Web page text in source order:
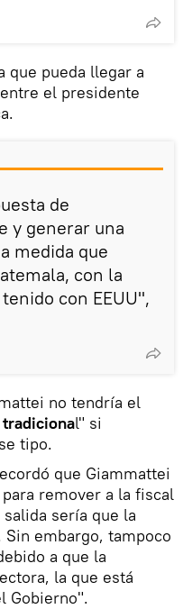
que pueda llegar a
el presidente
de
y generar una
medida que
con la
con EEUU",
no tendría el
l" si
tipo.
que Giammattei
remover a la fiscal
sería que la
embargo, tampoco
a que la
la que está
Gobierno".